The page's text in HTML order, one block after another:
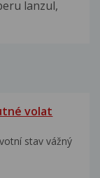
lanzul,
volat
stav vážný